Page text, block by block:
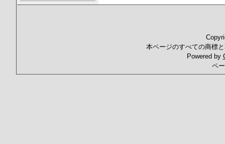
本ページのすべての商標
Powered by
ペ